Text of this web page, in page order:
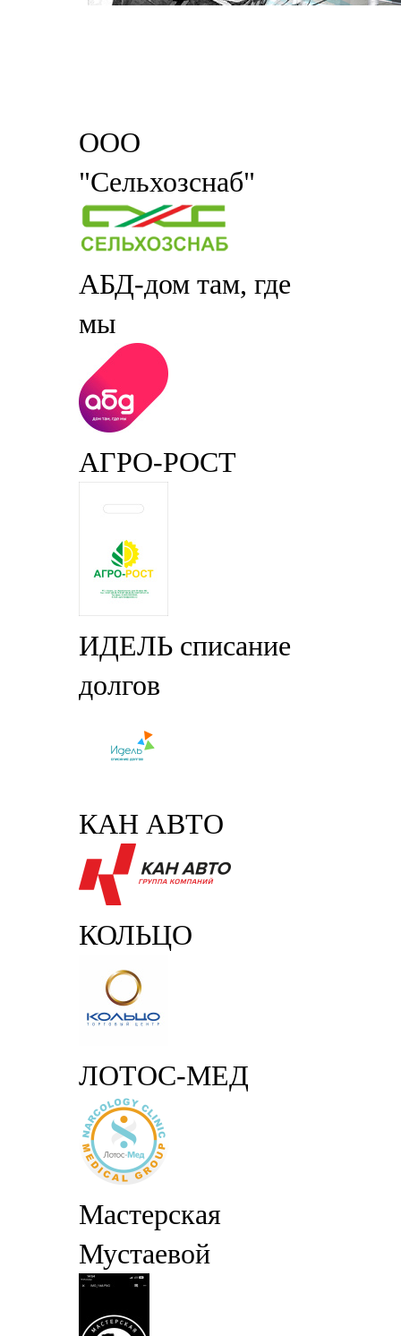
ООО
"Сельхозснаб"
АБД-дом там, где
мы
АГРО-РОСТ
ИДЕЛЬ списание
долгов
КАН АВТО
КОЛЬЦО
ЛОТОС-МЕД
Мастерская
Мустаевой